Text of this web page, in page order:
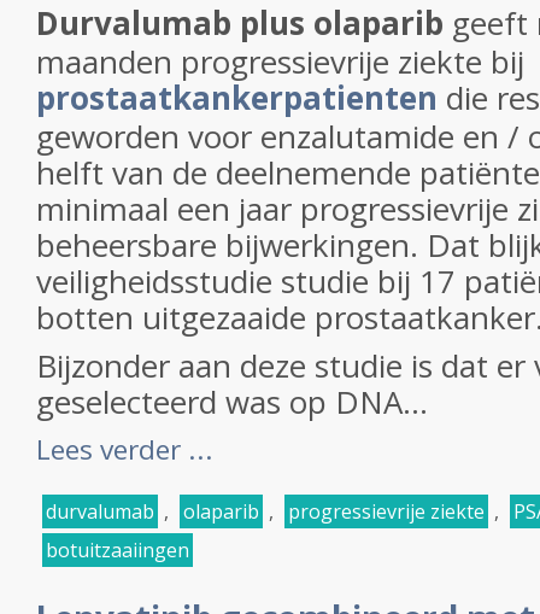
Durvalumab plus olaparib geeft
maanden progressievrije ziekte bij
prostaatkankerpatienten die
geworden voor enzalutamide en /
helft van de deelnemende
minimaal een jaar progressievrije
beheersbare bijwerkingen. Dat
veiligheidsstudie studie bij 17
botten uitgezaaide
Bijzonder aan deze studie is dat
geselecteerd was op DNA...
Lees verder ...
durvalumab , olaparib , progressievrije ziekte ,
botuitzaaiingen